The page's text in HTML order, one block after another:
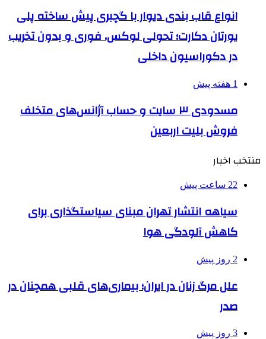
انواع قاب بندی دیوار با گچبری پیش ساخته پلی
یورتان دکارت؛ تحولی لوکس، فوری و بدون تخریب
در دکوراسیون داخلی
1 هفته پیش
مسدودی ۳ سایت و حساب آژانس‌های متخلف
فروش بلیت اربعین
منتخب اخبار
22 ساعت پیش
سیاهه انتشار تهران مبنای سیاستگذاری برای
کاهش آلودگی هوا
2 روز پیش
علل مرگ زنان در ایران؛ بیماری‌های قلبی همچنان در
صدر
3 روز پیش